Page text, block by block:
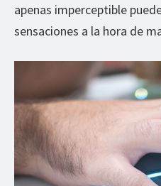
apenas imperceptible
sensaciones a la hora de